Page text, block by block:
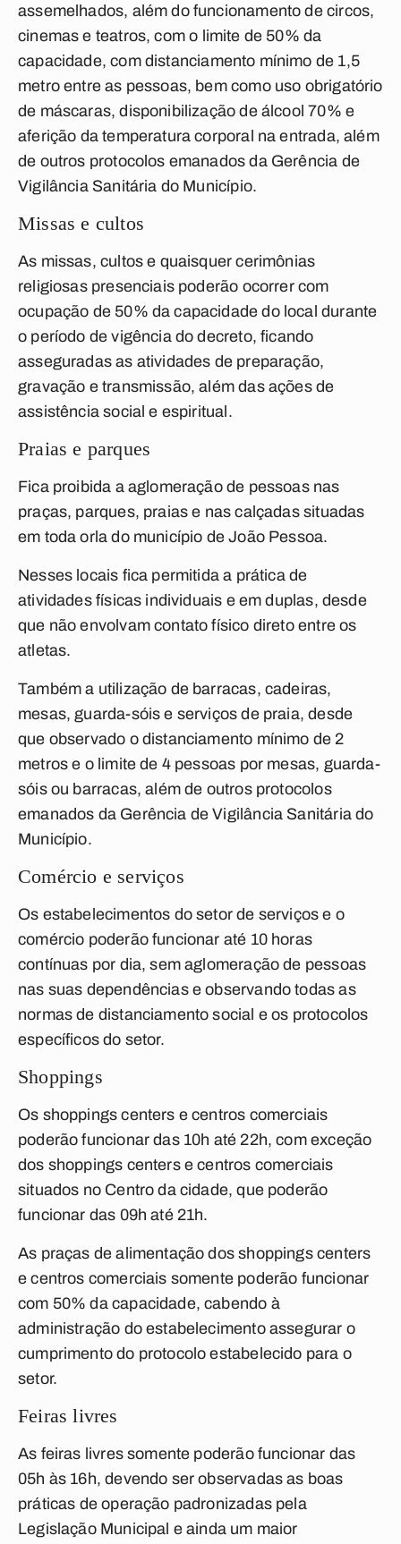
assemelhados, além do funcionamento de circos,
cinemas e teatros, com o limite de 50% da
capacidade, com distanciamento mínimo de 1,5
metro entre as pessoas, bem como uso obrigatório
de máscaras, disponibilização de álcool 70% e
aferição da temperatura corporal na entrada, além
de outros protocolos emanados da Gerência de
Vigilância Sanitária do Município.
Missas e cultos
As missas, cultos e quaisquer cerimônias
religiosas presenciais poderão ocorrer com
ocupação de 50% da capacidade do local durante
o período de vigência do decreto, ficando
asseguradas as atividades de preparação,
gravação e transmissão, além das ações de
assistência social e espiritual.
Praias e parques
Fica proibida a aglomeração de pessoas nas
praças, parques, praias e nas calçadas situadas
em toda orla do município de João Pessoa.
Nesses locais fica permitida a prática de
atividades físicas individuais e em duplas, desde
que não envolvam contato físico direto entre os
atletas.
Também a utilização de barracas, cadeiras,
mesas, guarda-sóis e serviços de praia, desde
que observado o distanciamento mínimo de 2
metros e o limite de 4 pessoas por mesas, guarda-
sóis ou barracas, além de outros protocolos
emanados da Gerência de Vigilância Sanitária do
Município.
Comércio e serviços
Os estabelecimentos do setor de serviços e o
comércio poderão funcionar até 10 horas
contínuas por dia, sem aglomeração de pessoas
nas suas dependências e observando todas as
normas de distanciamento social e os protocolos
específicos do setor.
Shoppings
Os shoppings centers e centros comerciais
poderão funcionar das 10h até 22h, com exceção
dos shoppings centers e centros comerciais
situados no Centro da cidade, que poderão
funcionar das 09h até 21h.
As praças de alimentação dos shoppings centers
e centros comerciais somente poderão funcionar
com 50% da capacidade, cabendo à
administração do estabelecimento assegurar o
cumprimento do protocolo estabelecido para o
setor.
Feiras livres
As feiras livres somente poderão funcionar das
05h às 16h, devendo ser observadas as boas
práticas de operação padronizadas pela
Legislação Municipal e ainda um maior